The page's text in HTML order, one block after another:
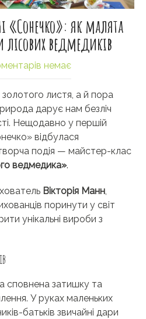
«Сонечко»: як малята
лісових ведмедиків
немає
листя, а й пора
дарує нам безліч
Нещодавно у першій
відбулася
подія — майстер-клас
ведмедика».
Вікторія Манн,
поринути у світ
унікальні вироби з
сповнена затишку та
У руках маленьких
батьків звичайні дари